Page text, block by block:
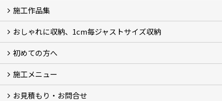
施工作品集
施工作品集
おしゃれに収納、1cm毎ジャストサイズ収納
おしゃれに収納、相談会
ジャストサイズ収納、1cm毎に自由自在
ジャストサイズ収納、作品集
ジャストサイズ収納、価格11.000～
ジャストサイズ収納、Before・After
ジャストサイズ収納、カラー
好きっ！を飾る、ラックオン収納
サーファーへ、RACK ON収納surf
初めての方へ
打合せ・施工の流れ
施工メニュー
Garege Deck～ガレージデッキ
Wood Deck～ウッドデッキ・フェンス
Garege Roof～ガレージ屋根・趣味の基地ハウス
Order Exterior～オーダーメイド外構
Order Table～オーダーメイド装飾・テーブル
Resort Style～リゾートスタイルリフォーム
お見積もり・お問合せ